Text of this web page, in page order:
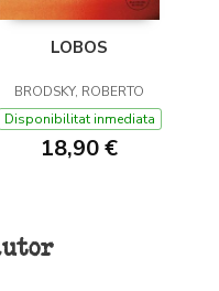
LOBOS
BRODSKY, ROBERTO
Disponibilitat inmediata
18,90 €